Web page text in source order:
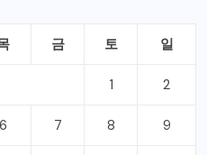
금 토 일
1 2
6 7 8 9